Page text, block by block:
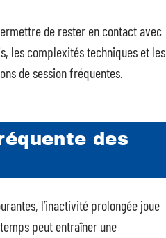
de rester en contact avec
les complexités techniques et les
de session fréquentes.
des
l’inactivité prolongée joue
peut entraîner une